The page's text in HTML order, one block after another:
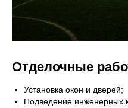
Отделочные
Установка окон и дверей;
Подведение инженерных